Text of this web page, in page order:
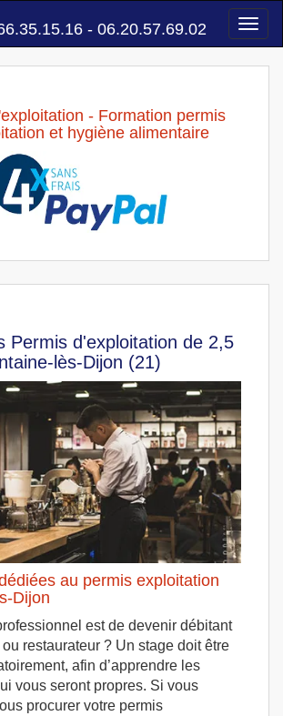
- 06.20.57.69.02
- Formation permis
et hygiène alimentaire
Permis d'exploitation de 2,5
lès-Dijon (21)
au permis exploitation
Dijon
est de devenir débitant
restaurateur ? Un stage doit être
afin d’apprendre les
vous seront propres. Si vous
procurer votre permis